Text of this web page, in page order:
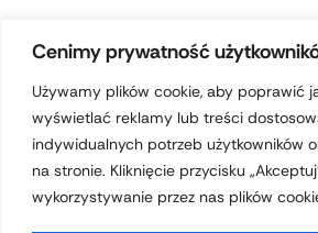
Cenimy prywatność
Używamy plików cookie, aby poprawić
wyświetlać reklamy lub treści
indywidualnych potrzeb użytkowników
na stronie. Kliknięcie przycisku
wykorzystywanie przez nas plików
Prawa autorskie © 2026
Motyw Astra